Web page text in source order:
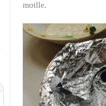
motlle.